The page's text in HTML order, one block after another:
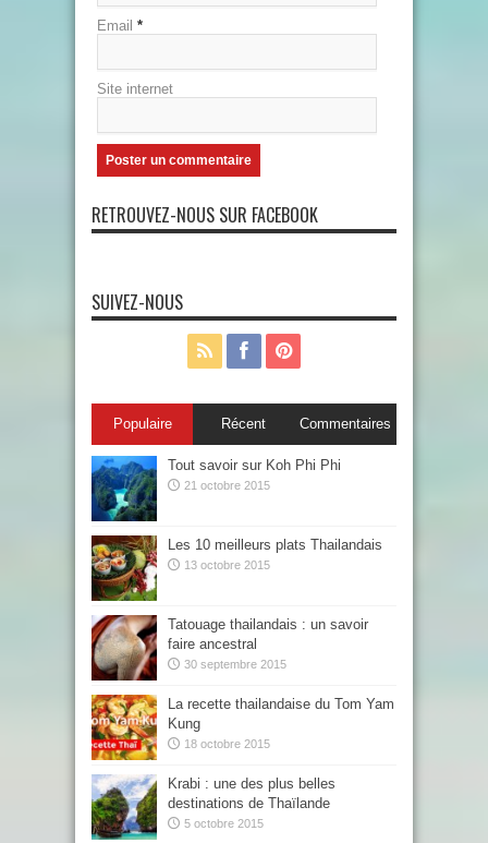
Email *
Site internet
RETROUVEZ-NOUS SUR FACEBOOK
SUIVEZ-NOUS
Populaire Récent Commentaires
Tout savoir sur Koh Phi Phi
21 octobre 2015
Les 10 meilleurs plats Thailandais
13 octobre 2015
Tatouage thailandais : un savoir
faire ancestral
30 septembre 2015
La recette thailandaise du Tom Yam
Kung
18 octobre 2015
Krabi : une des plus belles
destinations de Thaïlande
5 octobre 2015